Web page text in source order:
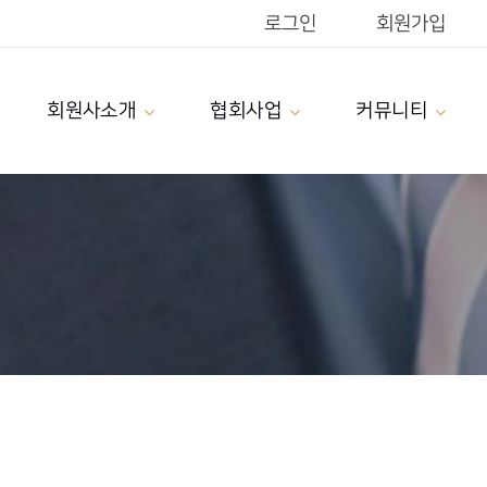
로그인 회원가입
회원사소개 협회사업 커뮤니티